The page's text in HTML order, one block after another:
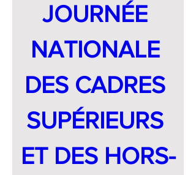
JOURNÉE
NATIONALE
DES CADRES
SUPÉRIEURS
ET DES HORS-